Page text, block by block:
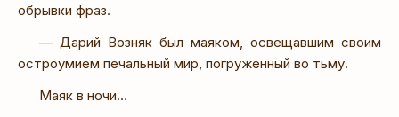
обрывки фраз.
— Дарий Возняк был маяком, освещавшим своим
остроумием печальный мир, погруженный во тьму.
Маяк в ночи…